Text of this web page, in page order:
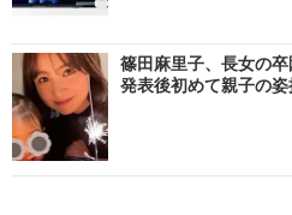
篠田麻里子、長女の
発表後初めて親子の